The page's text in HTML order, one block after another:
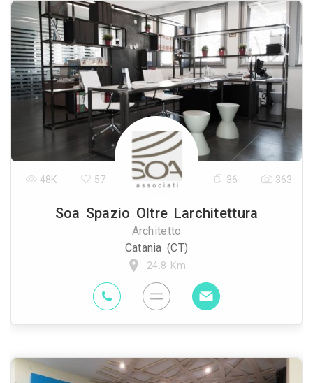
Soa Spazio Oltre Larchitettura
Architetto
Catania (CT)
24.8 Km
48K 57 36 363